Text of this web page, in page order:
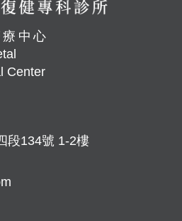
中心
Center
段134號 1-2樓